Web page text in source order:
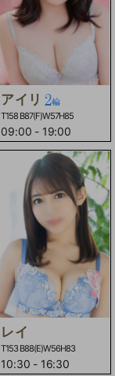
アイリ
T158 B87(F)W57H85
09:00 - 19:00
レイ
T153 B88(E)W56H83
10:30 - 16:30